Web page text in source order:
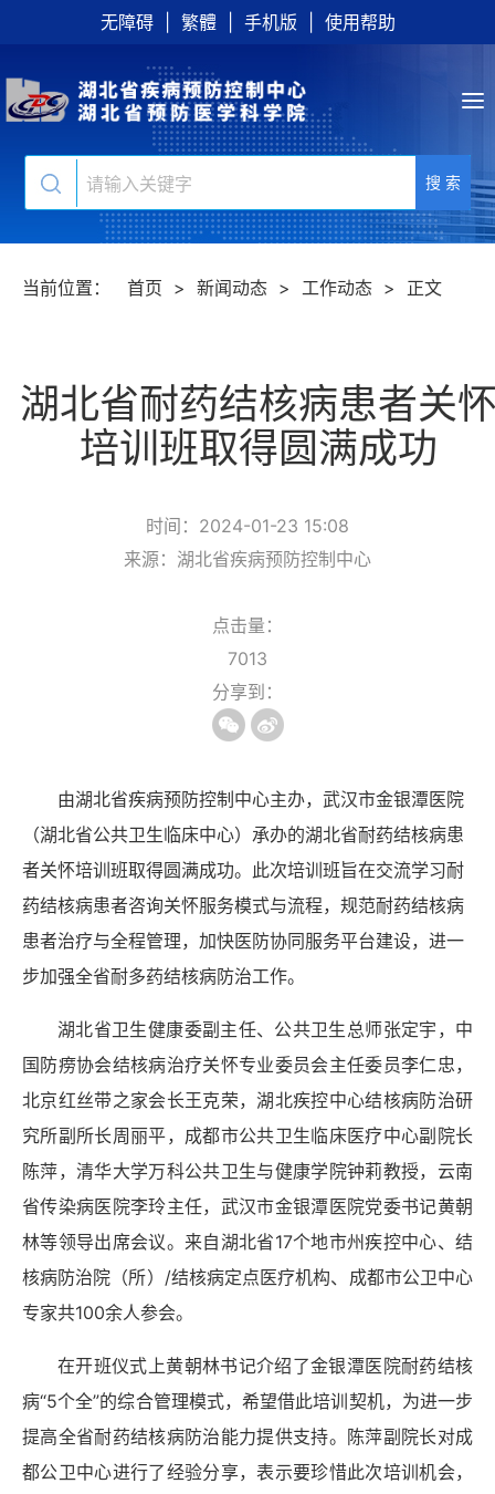
无障碍 繁體 手机版 使用帮助
搜 索
当前位置： 首页 > 新闻动态 > 工作动态 > 正文
湖北省耐药结核病患者关
培训班取得圆满成功
时间：2024-01-23 15:08
来源：湖北省疾病预防控制中心
点击量：
7013
分享到：
由湖北省疾病预防控制中心主办，武汉市金银潭医院
（湖北省公共卫生临床中心）承办的湖北省耐药结核病患
者关怀培训班取得圆满成功。此次培训班旨在交流学习耐
药结核病患者咨询关怀服务模式与流程，规范耐药结核病
患者治疗与全程管理，加快医防协同服务平台建设，进一
步加强全省耐多药结核病防治工作。
湖北省卫生健康委副主任、公共卫生总师张定宇，中
国防痨协会结核病治疗关怀专业委员会主任委员李仁忠，
北京红丝带之家会长王克荣，湖北疾控中心结核病防治研
究所副所长周丽平，成都市公共卫生临床医疗中心副院长
陈萍，清华大学万科公共卫生与健康学院钟莉教授，云南
省传染病医院李玲主任，武汉市金银潭医院党委书记黄朝
林等领导出席会议。来自湖北省17个地市州疾控中心、结
核病防治院（所） /结核病定点医疗机构、成都市公卫中心
专家共100余人参会。
在开班仪式上黄朝林书记介绍了金银潭医院耐药结核
病“5个全”的综合管理模式，希望借此培训契机，为进一步
提高全省耐药结核病防治能力提供支持。陈萍副院长对成
都公卫中心进行了经验分享，表示要珍惜此次培训机会，